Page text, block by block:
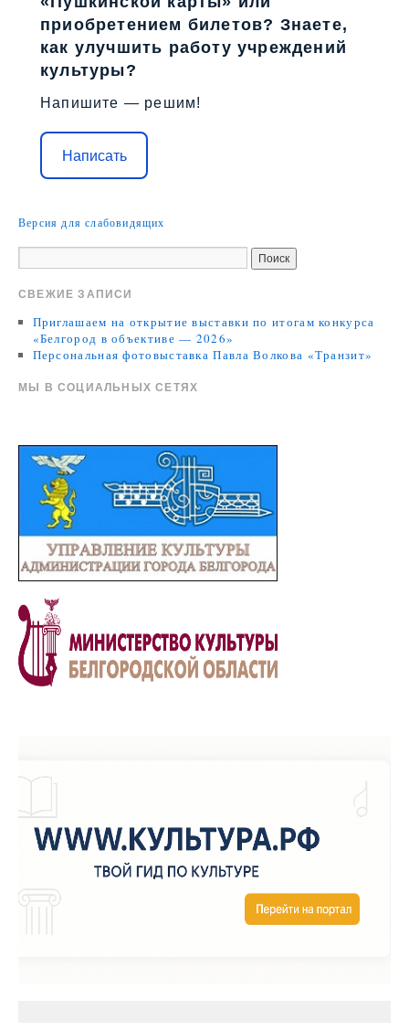
приобретением билетов? Знаете,
как улучшить работу учреждений
культуры?
Напишите — решим!
Написать
Версия для слабовидящих
СВЕЖИЕ ЗАПИСИ
Приглашаем на открытие выставки по итогам конкурса
«Белгород в объективе — 2026»
Персональная фотовыставка Павла Волкова «Транзит»
МЫ В СОЦИАЛЬНЫХ СЕТЯХ